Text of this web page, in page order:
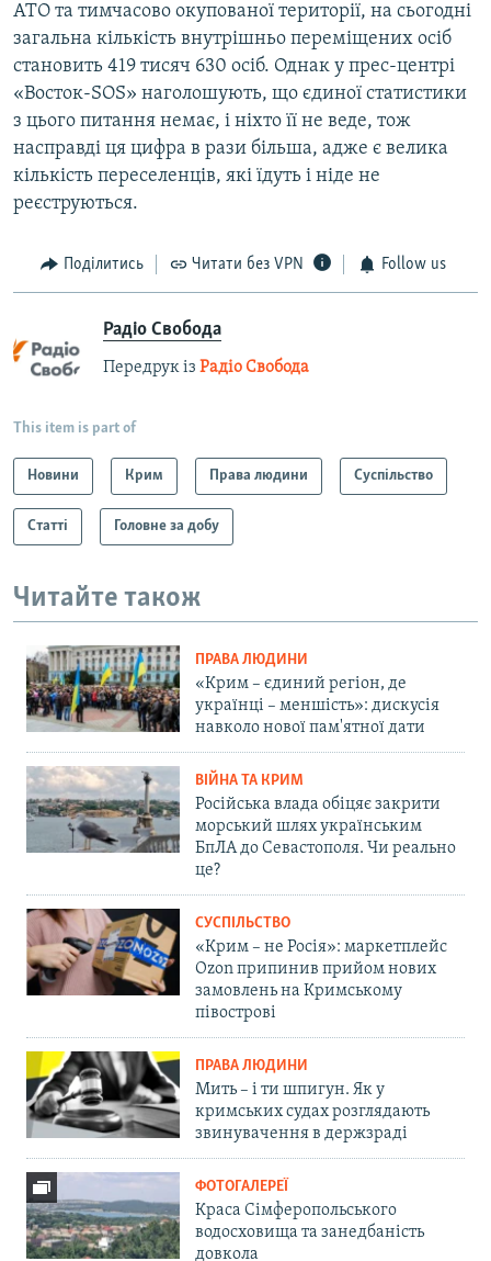
АТО та тимчасово окупованої території, на сьогодні
загальна кількість внутрішньо переміщених осіб
становить 419 тисяч 630 осіб. Однак у прес-центрі
«Восток-SOS» наголошують, що єдиної статистики
з цього питання немає, і ніхто її не веде, тож
насправді ця цифра в рази більша, адже є велика
кількість переселенців, які їдуть і ніде не
реєструються.
Поділитись Читати без VPN Follow us
Радіо Свобода
Передрук із Радіо Свобода
This item is part of
Новини Крим Права людини Суспільство
Статті Головне за добу
Читайте також
ПРАВА ЛЮДИНИ
«Крим – єдиний регіон, де
українці – меншість»: дискусія
навколо нової пам'ятної дати
ВІЙНА ТА КРИМ
Російська влада обіцяє закрити
морський шлях українським
БпЛА до Севастополя. Чи реально
це?
СУСПІЛЬСТВО
«Крим – не Росія»: маркетплейс
Ozon припинив прийом нових
замовлень на Кримському
півострові
ПРАВА ЛЮДИНИ
Мить – і ти шпигун. Як у
кримських судах розглядають
звинувачення в держзраді
ФОТОГАЛЕРЕЇ
Краса Сімферопольського
водосховища та занедбаність
довкола